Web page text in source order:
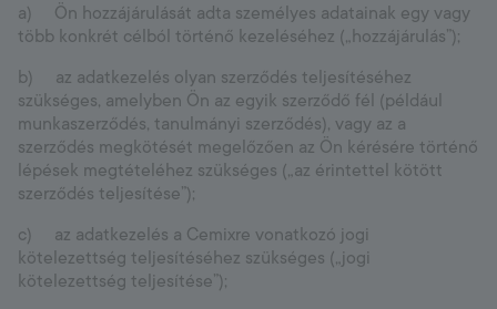
a) Ön hozzájárulását adta személyes adatainak egy vagy
több konkrét célból történő kezeléséhez („hozzájárulás”);
b) az adatkezelés olyan szerződés teljesítéséhez
szükséges, amelyben Ön az egyik szerződő fél (például
munkaszerződés, tanulmányi szerződés), vagy az a
szerződés megkötését megelőzően az Ön kérésére történő
lépések megtételéhez szükséges („az érintettel kötött
szerződés teljesítése”);
c) az adatkezelés a Cemixre vonatkozó jogi
kötelezettség teljesítéséhez szükséges („jogi
kötelezettség teljesítése”);